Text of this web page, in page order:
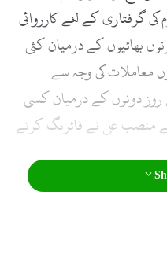
گرفتاری کے لئے کارروائی
بھائیوں کے درمیان کئی
معاملات کی وجہ سے
دونوں کے درمیان کسی
منصب علی نے فائرنگ کرتے